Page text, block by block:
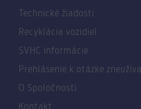
Technické žiadosti
Recyklácia vozidiel
SVHC informácie
Prehlásenie k otázke
O Spoločnosti
Kontakt